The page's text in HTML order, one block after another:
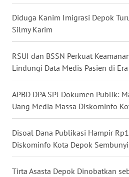
Diduga Kanim Imigrasi Depok
Silmy Karim
RSUI dan BSSN Perkuat
Lindungi Data Medis Pasien di
APBD DPA SPJ Dokumen Publik:
Uang Media Massa Diskominfo
Disoal Dana Publikasi Hampir
Diskominfo Kota Depok
Tirta Asasta Depok Dinobatkan
WN
WN
GORONTALO
WN
SULUT
WN
MALUKU